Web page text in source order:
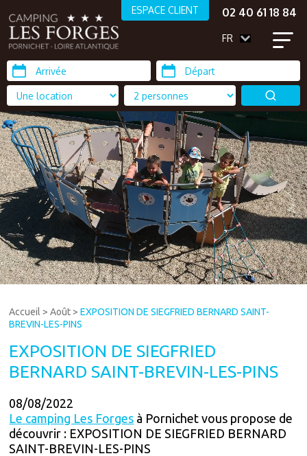
ESPACE CLIENT 02 40 61 18 84
FR
Accueil >Août >EXPOSITION DE SIEGFRIED BERNARD SAINT-
BREVIN-LES-PINS
EXPOSITION DE SIEGFRIED
BERNARD SAINT-BREVIN-LES-PINS
08/08/2022
Le camping Les Forges à Pornichet vous propose de
découvrir : EXPOSITION DE SIEGFRIED BERNARD
SAINT-BREVIN-LES-PINS